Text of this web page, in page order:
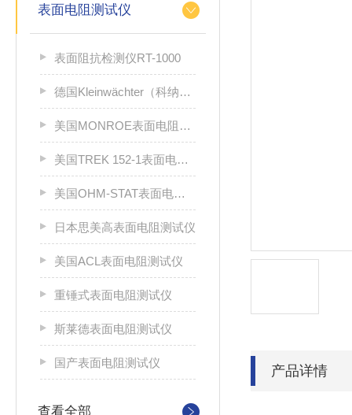
表面电阻测试仪
表面阻抗检测仪RT-1000
德国Kleinwächter（科纳沃茨特）
美国MONROE表面电阻测试仪
美国TREK 152-1表面电阻测试仪
美国OHM-STAT表面电阻测试仪
日本思美高表面电阻测试仪
美国ACL表面电阻测试仪
重锤式表面电阻测试仪
斯莱德表面电阻测试仪
国产表面电阻测试仪
查看全部
产品详情